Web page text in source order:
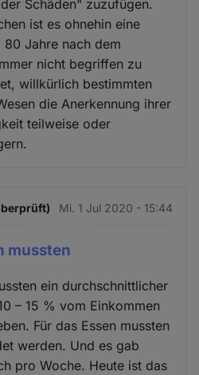
Schäden" zuzufügen.
ist es ohnehin eine
80 Jahre nach dem
nicht begriffen zu
willkürlich bestimmten
die Anerkennung ihrer
teilweise oder
Mi. 1 Jul 2020 - 15:44
mussten
ein durchschnittlicher
– 15 % vom Einkommen
Für das Essen mussten
werden. Und es gab
pro Woche. Heute ist das